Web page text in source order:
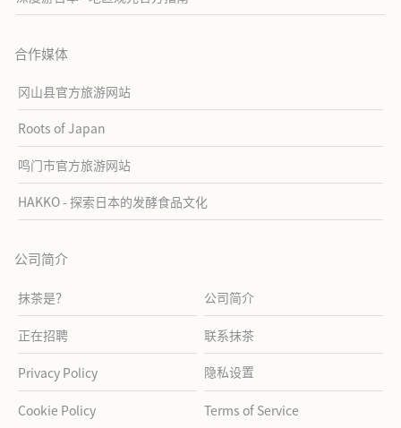
合作媒体
冈山县官方旅游网站
Roots of Japan
鸣门市官方旅游网站
HAKKO - 探索日本的发酵食品文化
公司简介
抹茶是？ 公司简介
正在招聘 联系抹茶
Privacy Policy 隐私设置
Cookie Policy Terms of Service